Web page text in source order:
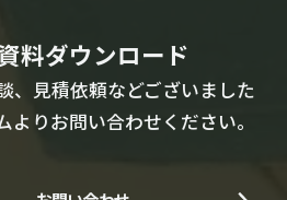
料ダウンロード
、見積依頼などございました
よりお問い合わせください。